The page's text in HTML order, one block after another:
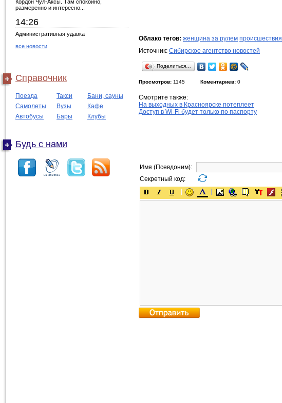
Кордон Чул-Аксы. Там спокойно,
размеренно и интересно...
14:26
Административная удавка
все новости
Справочник
Поезда Такси
Бани, сауны
Самолеты
Вузы
Кафе
Автобусы
Бары Клубы
Будь с нами
Облако тегов: женщина за рулем происшествия
Источник: Сибирское агентство новостей
Поделиться…
Просмотров: 1145 Коментариев: 0
Смотрите также:
На выходных в Красноярске потеплеет
Доступ в Wi-Fi будет только по паспорту
Имя (Псевдоним):
Секретный код: